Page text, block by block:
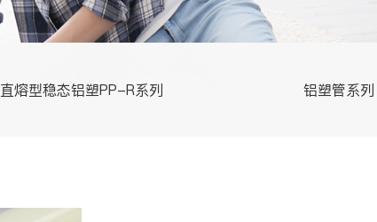
直熔型稳态铝塑PP-R系列 铝塑管系列